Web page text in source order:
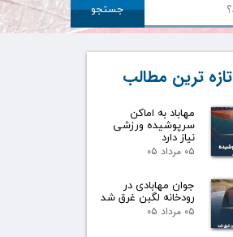
جستجو
تازه ترین مطالب
مهاباد به اماکن
سرپوشیده ورزشی
نیاز دارد
۰۵ مرداد ۰۵
جوان مهابادی در
رودخانه لگبن غرق شد
۰۵ مرداد ۰۵